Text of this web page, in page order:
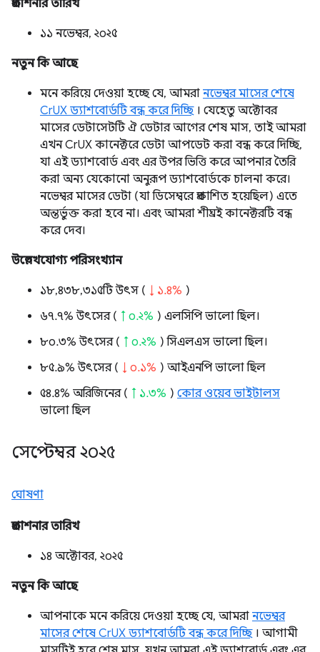
প্রকাশনার তারিখ
১১ নভেম্বর, ২০২৫
নতুন কি আছে
মনে করিয়ে দেওয়া হচ্ছে যে, আমরা নভেম্বর মাসের শেষে
CrUX ড্যাশবোর্ডটি বন্ধ করে দিচ্ছি। যেহেতু অক্টোবর
মাসের ডেটাসেটটি ঐ ডেটার আগের শেষ মাস, তাই আমরা
এখন CrUX কানেক্টরে ডেটা আপডেট করা বন্ধ করে দিচ্ছি,
যা এই ড্যাশবোর্ড এবং এর উপর ভিত্তি করে আপনার তৈরি
করা অন্য যেকোনো অনুরূপ ড্যাশবোর্ডকে চালনা করে।
নভেম্বর মাসের ডেটা (যা ডিসেম্বরে প্রকাশিত হয়েছিল) এতে
অন্তর্ভুক্ত করা হবে না। এবং আমরা শীঘ্রই কানেক্টরটি বন্ধ
করে দেব।
উল্লেখযোগ্য পরিসংখ্যান
১৮,৪৩৮,৩১৫টি উৎস ( ↓ ১.৪% )
৬৭.৭% উৎসের ( ↑ ০.২% ) এলসিপি ভালো ছিল।
৮০.৩% উৎসের ( ↑ ০.২% ) সিএলএস ভালো ছিল।
৮৫.৯% উৎসের ( ↓ ০.১% ) আইএনপি ভালো ছিল
৫৪.৪% অরিজিনের ( ↑ ১.৩% ) কোর ওয়েব ভাইটালস
ভালো ছিল
সেপ্টেম্বর ২০২৫
ঘোষণা
প্রকাশনার তারিখ
১৪ অক্টোবর, ২০২৫
নতুন কি আছে
আপনাকে মনে করিয়ে দেওয়া হচ্ছে যে, আমরা নভেম্বর
মাসের শেষে CrUX ড্যাশবোর্ডটি বন্ধ করে দিচ্ছি। আগামী